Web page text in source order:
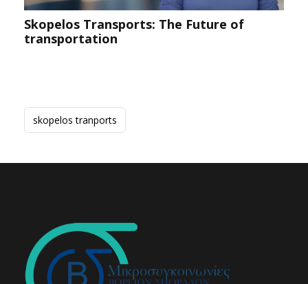
Skopelos Transports: The Future of
transportation
skopelos tranports